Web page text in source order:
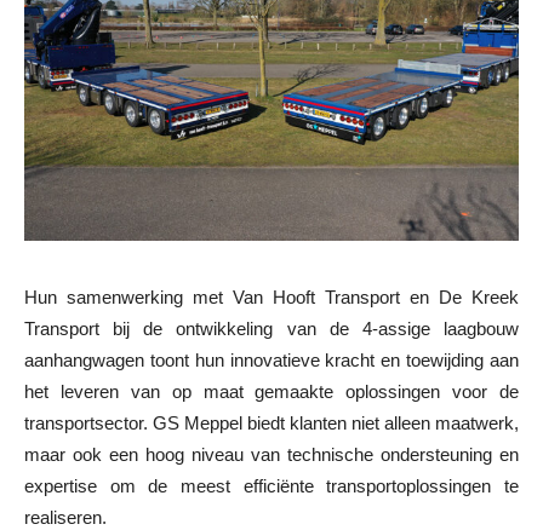
Hun samenwerking met Van Hooft Transport en De Kreek
Transport bij de ontwikkeling van de 4-assige laagbouw
aanhangwagen toont hun innovatieve kracht en toewijding aan
het leveren van op maat gemaakte oplossingen voor de
transportsector. GS Meppel biedt klanten niet alleen maatwerk,
maar ook een hoog niveau van technische ondersteuning en
expertise om de meest efficiënte transportoplossingen te
realiseren.